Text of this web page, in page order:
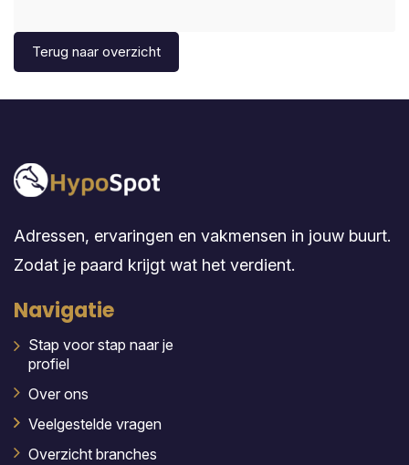
Terug naar overzicht
Adressen, ervaringen en vakmensen in jouw buurt.
Zodat je paard krijgt wat het verdient.
Navigatie
Stap voor stap naar je
profiel
Over ons
Veelgestelde vragen
Overzicht branches